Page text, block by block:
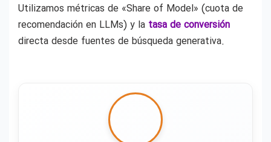
Utilizamos métricas de «Share of Model» (cuota de
recomendación en LLMs) y la tasa de conversión
directa desde fuentes de búsqueda generativa.